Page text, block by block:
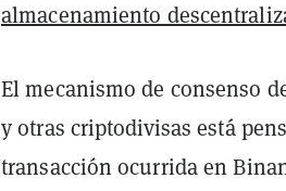
almacenamiento
El mecanismo de consenso
y otras criptodivisas está
transacción ocurrida en